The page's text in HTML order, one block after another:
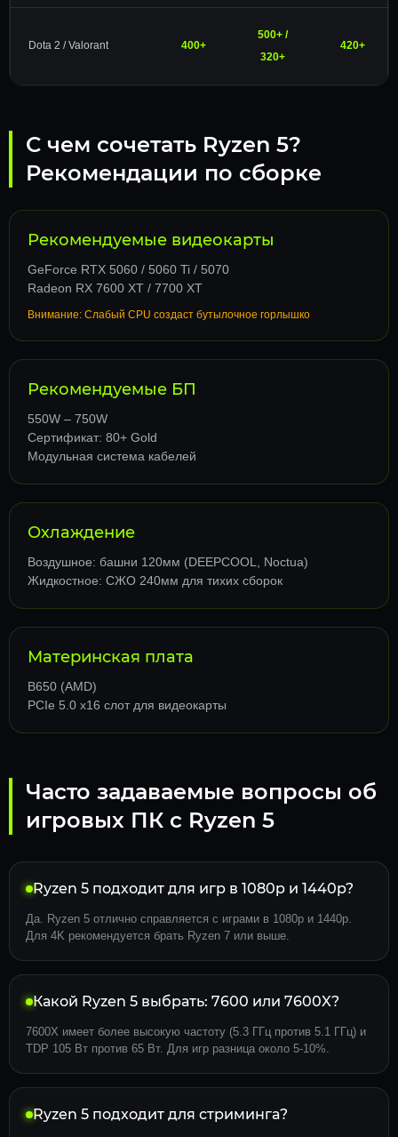
Dota 2 / Valorant 400+
500+ /
320+
420+
С чем сочетать Ryzen 5?
Рекомендации по сборке
Рекомендуемые видеокарты
GeForce RTX 5060 / 5060 Ti / 5070
Radeon RX 7600 XT / 7700 XT
Внимание: Слабый CPU создаст бутылочное горлышко
Рекомендуемые БП
550W – 750W
Сертификат: 80+ Gold
Модульная система кабелей
Охлаждение
Воздушное: башни 120мм (DEEPCOOL, Noctua)
Жидкостное: СЖО 240мм для тихих сборок
Материнская плата
B650 (AMD)
PCIe 5.0 x16 слот для видеокарты
Часто задаваемые вопросы об
игровых ПК с Ryzen 5
Ryzen 5 подходит для игр в 1080p и 1440p?
Да. Ryzen 5 отлично справляется с играми в 1080p и 1440p.
Для 4K рекомендуется брать Ryzen 7 или выше.
Какой Ryzen 5 выбрать: 7600 или 7600X?
7600X имеет более высокую частоту (5.3 ГГц против 5.1 ГГц) и
TDP 105 Вт против 65 Вт. Для игр разница около 5-10%.
Ryzen 5 подходит для стриминга?